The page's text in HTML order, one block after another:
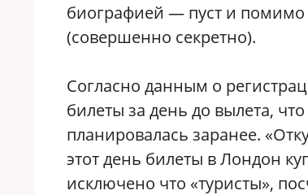
биографией — пуст и помимо
(совершенно секретно).
Согласно данным о
билеты за день до вылета,
планировалась заранее.
этот день билеты в Лондон
исключено что «туристы»,